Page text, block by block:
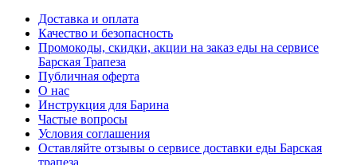
Доставка и оплата
Качество и безопасность
Промокоды, скидки, акции на заказ еды на сервисе
Барская Трапеза
Публичная оферта
О нас
Инструкция для Барина
Частые вопросы
Условия соглашения
Оставляйте отзывы о сервисе доставки еды Барская